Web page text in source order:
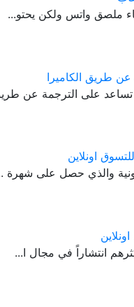
ملصق واتس ولكن يحتو...
على الترجمة عن
والذي حصل على شهرة
انتشاراً في مجال ا...